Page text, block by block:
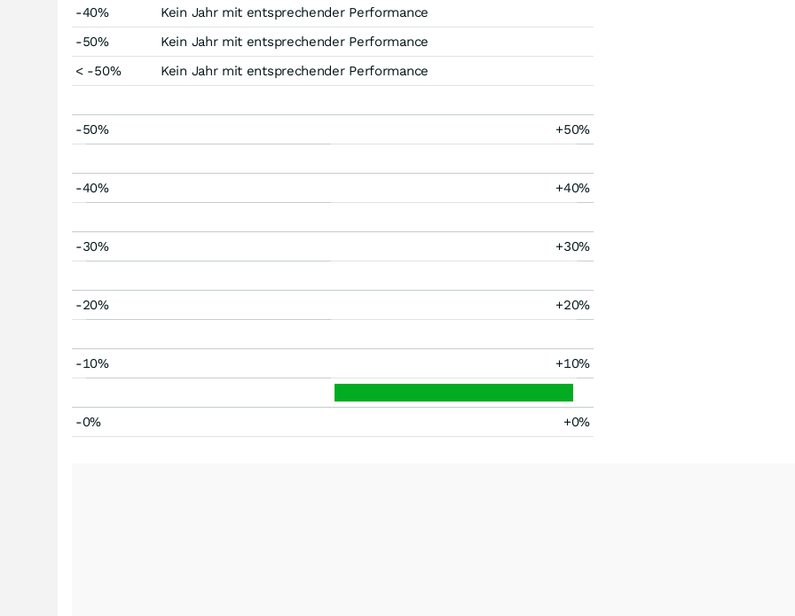
-40%
Kein Jahr mit entsprechender Performance
-50%
Kein Jahr mit entsprechender Performance
< -50%
Kein Jahr mit entsprechender Performance
-50% +50%
-40% +40%
-30% +30%
-20% +20%
-10% +10%
-0% +0%